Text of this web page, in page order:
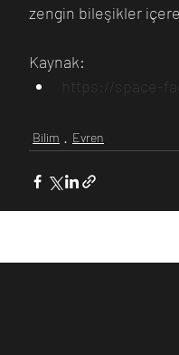
zengin bileşikler
Kaynak:
https://space-
Bilim Evren